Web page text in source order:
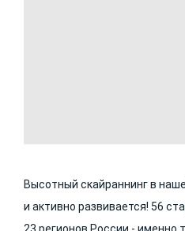
Высотный скайраннинг в
и активно развивается! 56
23 регионов России - именно